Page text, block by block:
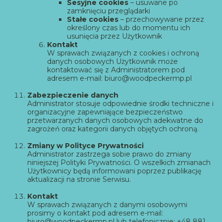
Sesyjne cookies – usuwane po
zamknięciu przeglądarki
Stałe cookies – przechowywane przez
określony czas lub do momentu ich
usunięcia przez Użytkownik
Kontakt
W sprawach związanych z cookies i ochroną
danych osobowych Użytkownik może
kontaktować się z Administratorem pod
adresem e-mail: biuro@woodpeckermp.pl
Zabezpieczenie danych
Administrator stosuje odpowiednie środki techniczne i
organizacyjne zapewniające bezpieczeństwo
przetwarzanych danych osobowych adekwatne do
zagrożeń oraz kategorii danych objętych ochroną.
Zmiany w Polityce Prywatności
Administrator zastrzega sobie prawo do zmiany
niniejszej Polityki Prywatności. O wszelkich zmianach
Użytkownicy będą informowani poprzez publikację
aktualizacji na stronie Serwisu.
Kontakt
W sprawach związanych z danymi osobowymi
prosimy o kontakt pod adresem e-mail: